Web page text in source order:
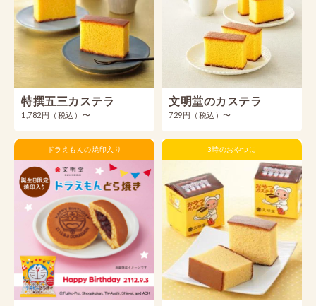
特撰五三カステラ
1,782円（税込）〜
文明堂のカステラ
729円（税込）〜
ドラえもんの焼印入り 3時のおやつに